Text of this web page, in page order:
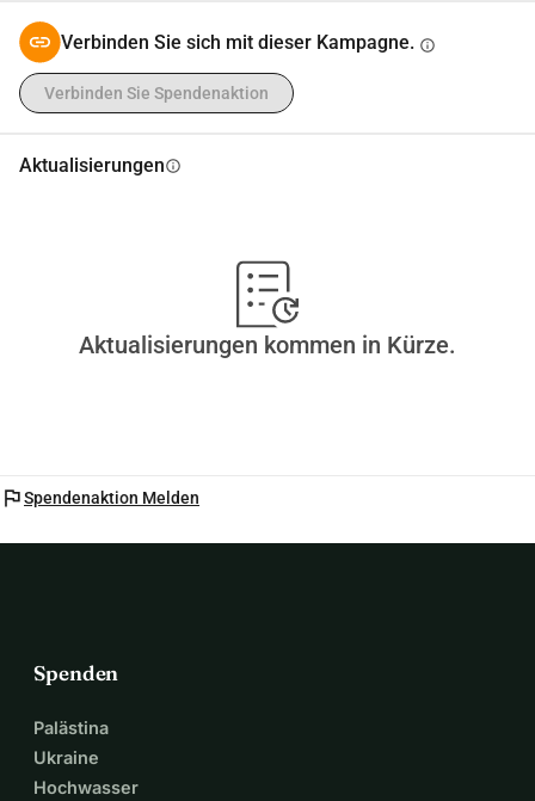
Verbinden Sie sich mit dieser Kampagne. info
Verbinden Sie Spendenaktion
Aktualisierungeninfo
Aktualisierungen kommen in Kürze.
flagSpendenaktion Melden
Spenden
Palästina
Ukraine
Hochwasser